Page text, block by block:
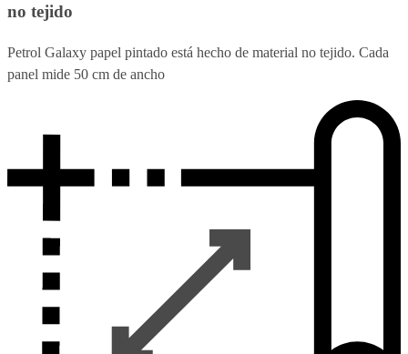
no tejido
Petrol Galaxy papel pintado está hecho de material no tejido. Cada
panel mide 50 cm de ancho